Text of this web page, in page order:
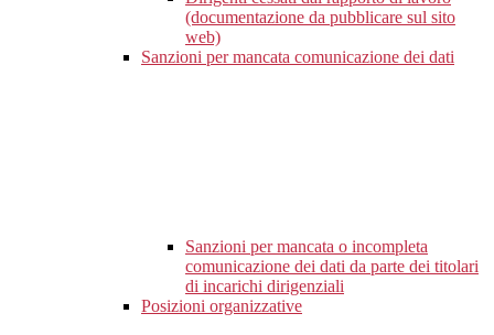
(documentazione da pubblicare sul sito
web)
Sanzioni per mancata comunicazione dei dati
Sanzioni per mancata o incompleta
comunicazione dei dati da parte dei titolari
di incarichi dirigenziali
Posizioni organizzative